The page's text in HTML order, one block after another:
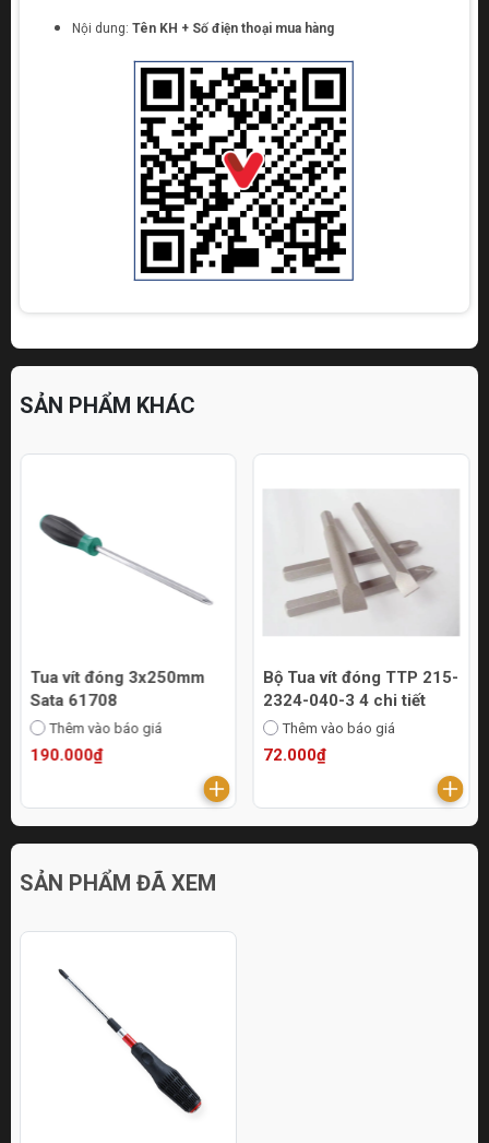
Nội dung: Tên KH + Số điện thoại mua hàng
SẢN PHẨM KHÁC
Tua vít đóng 3x250mm
Sata 61708
Thêm vào báo giá
190.000₫
Bộ Tua vít đóng TTP 215-
2324-040-3 4 chi tiết
Thêm vào báo giá
72.000₫
SẢN PHẨM ĐÃ XEM